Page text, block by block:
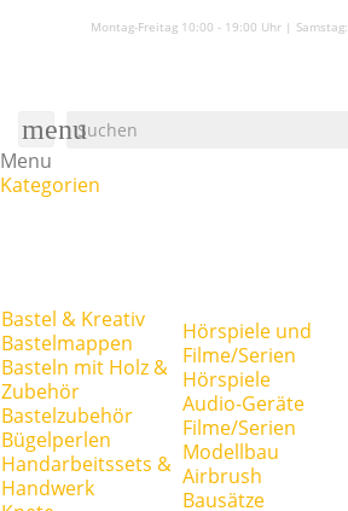
Montag-Freitag 10:00 - 19:00 Uhr | Samstag:
menu
Menu
Kategorien
Bastel & Kreativ
Bastelmappen
Basteln mit Holz &
Zubehör
Bastelzubehör
Bügelperlen
Handarbeitssets &
Handwerk
Hörspiele und
Filme/Serien
Hörspiele
Audio-Geräte
Filme/Serien
Modellbau
Airbrush
Bausätze